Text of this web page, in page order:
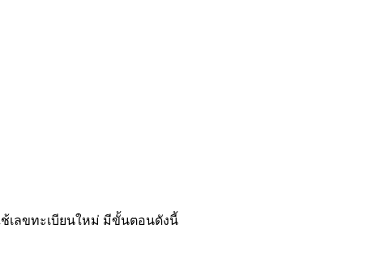
ช้เลขทะเบียนใหม่ มีขั้นตอนดังนี้